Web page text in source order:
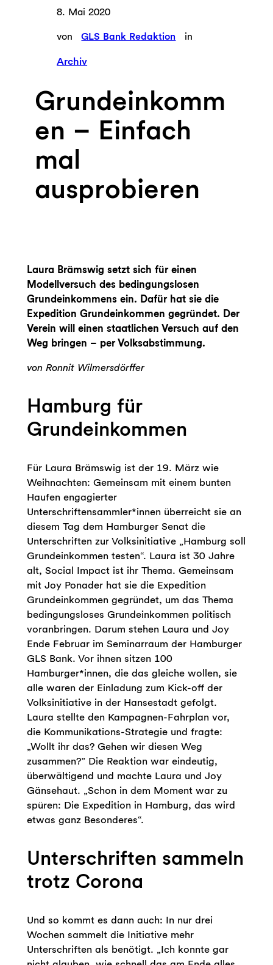
8. Mai 2020
von GLS Bank Redaktion in
Archiv
Grundeinkomm
en – Einfach
mal
ausprobieren
Laura Brämswig setzt sich für einen
Modellversuch des bedingungslosen
Grundeinkommens ein. Dafür hat sie die
Expedition Grundeinkommen gegründet. Der
Verein will einen staatlichen Versuch auf den
Weg bringen – per Volksabstimmung.
von Ronnit Wilmersdörffer
Hamburg für
Grundeinkommen
Für Laura Brämswig ist der 19. März wie
Weihnachten: Gemeinsam mit einem bunten
Haufen engagierter
Unterschriftensammler*innen überreicht sie an
diesem Tag dem Hamburger Senat die
Unterschriften zur Volksinitiative „Hamburg soll
Grundeinkommen testen“. Laura ist 30 Jahre
alt, Social Impact ist ihr Thema. Gemeinsam
mit Joy Ponader hat sie die Expedition
Grundeinkommen gegründet, um das Thema
bedingungsloses Grundeinkommen politisch
voranbringen. Darum stehen Laura und Joy
Ende Februar im Seminarraum der Hamburger
GLS Bank. Vor ihnen sitzen 100
Hamburger*innen, die das gleiche wollen, sie
alle waren der Einladung zum Kick-off der
Volksinitiative in der Hansestadt gefolgt.
Laura stellte den Kampagnen-Fahrplan vor,
die Kommunikations-Strategie und fragte:
„Wollt ihr das? Gehen wir diesen Weg
zusammen?” Die Reaktion war eindeutig,
überwältigend und machte Laura und Joy
Gänsehaut. „Schon in dem Moment war zu
spüren: Die Expedition in Hamburg, das wird
etwas ganz Besonderes“.
Unterschriften sammeln
trotz Corona
Und so kommt es dann auch: In nur drei
Wochen sammelt die Initiative mehr
Unterschriften als benötigt. „Ich konnte gar